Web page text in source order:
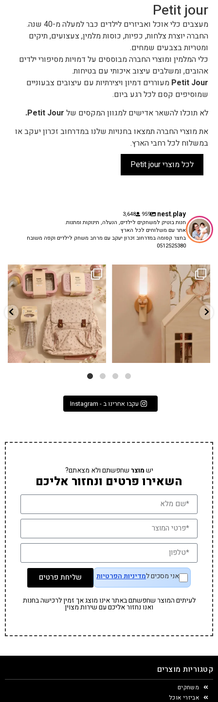
Petit jour
מעצבים כלי אוכל ואביזרים לילדים כבר למעלה מ-40 שנה.
החברה יוצרת צלחות, כפיות, כוסות מלמין, צעצועים, תיקים
ומטריות בצבעים שמחים.
כלי המלמין ומוצרי החברה מבוססים על דמויות מסיפורי ילדים
אהובים, ומשלבים עיצוב איכותי עם בטיחות.
Petit Jour מעוררים דמיון ויצירתיות עם עיצובים צבעוניים
שמוסיפים קסם לכל רגע ביום.
לא תוכלו להשאר אדישים למגוון המקסים של Petit Jour.
את מוצרי החברה תמצאו בחנויות שלנו במדרחוב זכרון יעקב או
במשלוח לכל רחבי הארץ.
לכל מוצרי Petit jour
nest.play
959
3,648
חנות בוטיק למשחקים לילדים, הנעלה, תינוקות ומתנות.
אתר עם משלוחים לכל הארץ
בחצר קסומה במדרחוב זכרון יעקב עם מרחב משחק לילדים וקפה משובח
0512525380
✨ חוזרים למסגרת בסטייל! ✨
הקולקציה החדשה...
9 4
גם פריט עיצובי לחדר, גם מנורת לילה
...
3 0
עקבו אחרינו ב - Instagram
ישמוצרשחפשתם ולא מצאתם?
השאירו פרטים ונחזור אליכם
אני מסכים למדיניות הפרטיות שליחת פרטים
לעיתים המוצר שחפשתם באתר אינו מוצג אך זמין לרכישה בחנות
ואנו נחזור אליכם עם שירות מצוין
קטגוריות מוצרים
משחקים
אביזרי אוכל